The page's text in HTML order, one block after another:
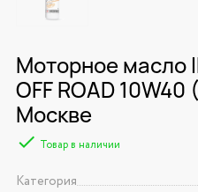
Моторное масло
OFF ROAD 10W40
Москве
Товар в наличии
Категория